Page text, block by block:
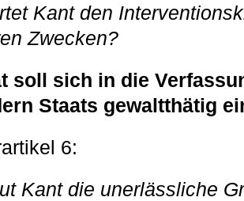
Kant den
Zwecken?
soll sich in die
Staats gewaltthätig
6:
Kant die unerlässliche